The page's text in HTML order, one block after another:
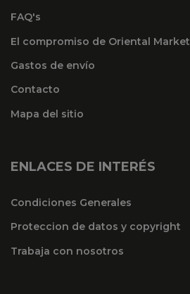
FAQ's
El compromiso de Oriental Market
Gastos de envío
Contacto
Mapa del sitio
ENLACES DE INTERÉS
Condiciones Generales
Proteccion de datos y copyright
Trabaja con nosotros